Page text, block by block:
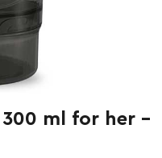
300 ml for her -